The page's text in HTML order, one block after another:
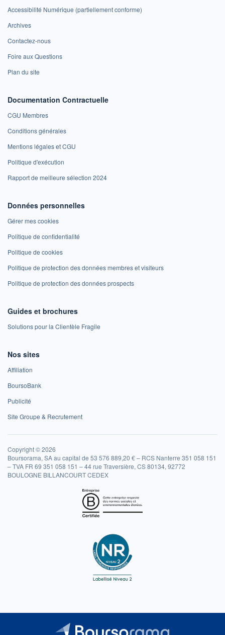
Accessibilité Numérique (partiellement conforme)
Archives
Contactez-nous
Foire aux Questions
Plan du site
Documentation Contractuelle
CGU Membres
Conditions générales
Mentions légales et CGU
Politique d'exécution
Rapport de meilleure sélection 2024
Données personnelles
Gérer mes cookies
Politique de confidentialité
Politique de cookies
Politique de protection des données membres et visiteurs
Politique de protection des données prospects
Guides et brochures
Solutions pour la Clientèle Fragile
Nos sites
Affiliation
BoursoBank
Publicité
Site Groupe & Recrutement
Copyright © 2026
Boursorama, SA au capital de 53 576 889,20 € – RCS Nanterre 351 058 151
– TVA FR 69 351 058 151 – 44 rue Traversière, CS 80134, 92772
BOULOGNE BILLANCOURT CEDEX